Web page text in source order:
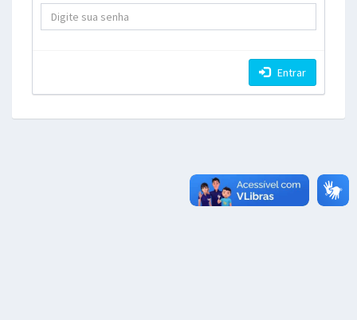
Entrar